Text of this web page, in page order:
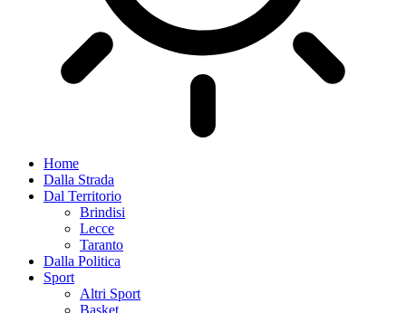
Home
Dalla Strada
Dal Territorio
Brindisi
Lecce
Taranto
Dalla Politica
Sport
Altri Sport
Basket